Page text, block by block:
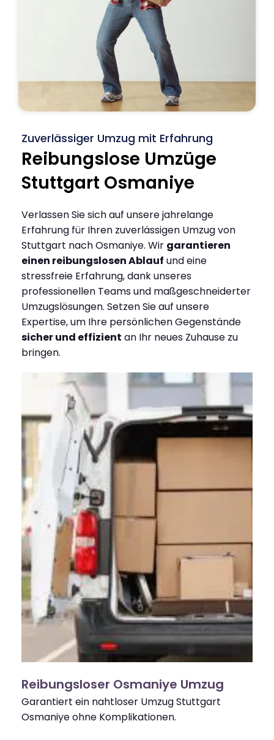
Zuverlässiger Umzug mit Erfahrung
Reibungslose Umzüge
Stuttgart Osmaniye
Verlassen Sie sich auf unsere jahrelange
Erfahrung für Ihren zuverlässigen Umzug von
Stuttgart nach Osmaniye. Wir garantieren
einen reibungslosen Ablauf und eine
stressfreie Erfahrung, dank unseres
professionellen Teams und maßgeschneiderter
Umzugslösungen. Setzen Sie auf unsere
Expertise, um Ihre persönlichen Gegenstände
sicher und effizient an Ihr neues Zuhause zu
bringen.
Reibungsloser Osmaniye Umzug
Garantiert ein nahtloser Umzug Stuttgart
Osmaniye ohne Komplikationen.